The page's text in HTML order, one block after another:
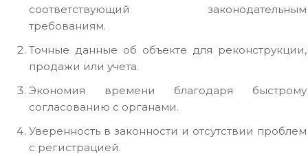
соответствующий законодательным
требованиям.
Точные данные об объекте для реконструкции,
продажи или учета.
Экономия времени благодаря быстрому
согласованию с органами.
Уверенность в законности и отсутствии проблем
с регистрацией.